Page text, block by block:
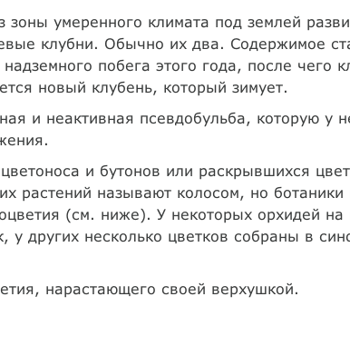
зоны умеренного климата под землей
клубни. Обычно их два. Содержимое
побега этого года, после чего
новый клубень, который зимует.
и неактивная псевдобульба, которую у
и бутонов или раскрывшихся
растений называют колосом, но
(см. ниже). У некоторых орхидей на
у других несколько цветков собраны в
нарастающего своей верхушкой.